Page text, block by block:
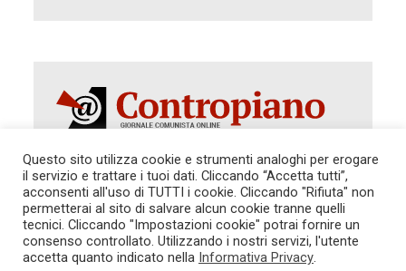
Autorizzazione del Tribunale di Roma 286 del 31
dicembre 2014. Direttore Responsabile: Sergio
Cararo. Indirizzo: V.Casalbruciato 27- sc. B - 00159
Roma -
Tel. 06.640.122.19 -redazione@contropiano.org
Questo sito utilizza cookie e strumenti analoghi per erogare
il servizio e trattare i tuoi dati. Cliccando “Accetta tutti”,
acconsenti all'uso di TUTTI i cookie. Cliccando "Rifiuta" non
permetterai al sito di salvare alcun cookie tranne quelli
tecnici. Cliccando "Impostazioni cookie" potrai fornire un
consenso controllato. Utilizzando i nostri servizi, l'utente
accetta quanto indicato nella Informativa Privacy.